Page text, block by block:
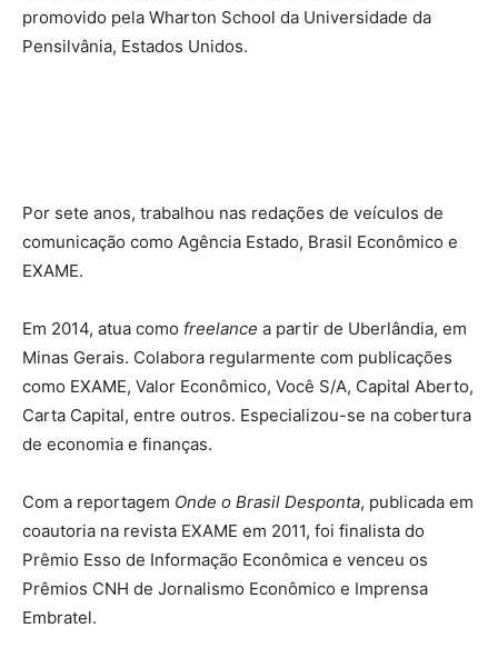
promovido pela Wharton School da Universidade da
Pensilvânia, Estados Unidos.
Por sete anos, trabalhou nas redações de veículos de
comunicação como Agência Estado, Brasil Econômico e
EXAME.
Em 2014, atua como freelance a partir de Uberlândia, em
Minas Gerais. Colabora regularmente com publicações
como EXAME, Valor Econômico, Você S/A, Capital Aberto,
Carta Capital, entre outros. Especializou-se na cobertura
de economia e finanças.
Com a reportagem Onde o Brasil Desponta, publicada em
coautoria na revista EXAME em 2011, foi finalista do
Prêmio Esso de Informação Econômica e venceu os
Prêmios CNH de Jornalismo Econômico e Imprensa
Embratel.